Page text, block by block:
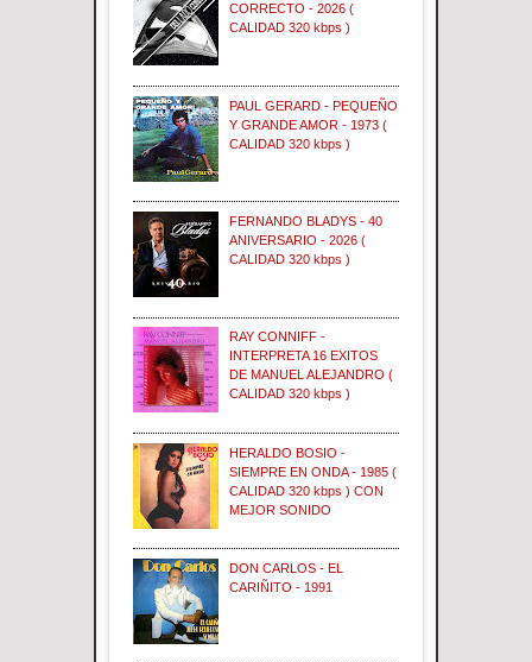
CORRECTO - 2026 (
CALIDAD 320 kbps )
PAUL GERARD - PEQUEÑO
Y GRANDE AMOR - 1973 (
CALIDAD 320 kbps )
FERNANDO BLADYS - 40
ANIVERSARIO - 2026 (
CALIDAD 320 kbps )
RAY CONNIFF -
INTERPRETA 16 EXITOS
DE MANUEL ALEJANDRO (
CALIDAD 320 kbps )
HERALDO BOSIO -
SIEMPRE EN ONDA - 1985 (
CALIDAD 320 kbps ) CON
MEJOR SONIDO
DON CARLOS - EL
CARIÑITO - 1991